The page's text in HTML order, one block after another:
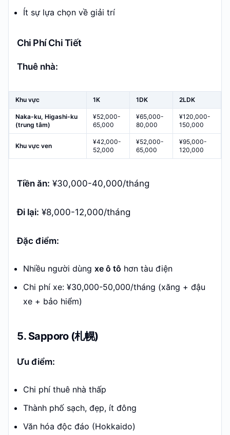
Ít sự lựa chọn về giải trí
Chi Phí Chi Tiết
Thuê nhà:
Khu vực 1K 1DK 2LDK
Naka-ku, Higashi-ku
(trung tâm)
¥52,000-
65,000
¥65,000-
80,000
¥120,000-
150,000
Khu vực ven
¥42,000-
52,000
¥52,000-
65,000
¥95,000-
120,000
Tiền ăn: ¥30,000-40,000/tháng
Đi lại: ¥8,000-12,000/tháng
Đặc điểm:
Nhiều người dùng xe ô tô hơn tàu điện
Chi phí xe: ¥30,000-50,000/tháng (xăng + đậu
xe + bảo hiểm)
5. Sapporo (札幌)
Ưu điểm:
Chi phí thuê nhà thấp
Thành phố sạch, đẹp, ít đông
Văn hóa độc đáo (Hokkaido)